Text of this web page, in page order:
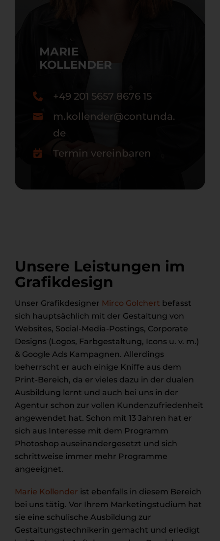
MARIE
KOLLENDER
+49 201 5657 8676 15
m.kollender@contunda.
de
Termin vereinbaren
Unsere Leistungen im
Grafikdesign
Unser Grafikdesigner Mirco Golchert befasst
sich hauptsächlich mit der Gestaltung von
Websites, Social-Media-Postings, Corporate
Designs (Logos, Farbgestaltung, Icons u. v. m.)
& Google Ads Kampagnen. Allerdings
beherrscht er auch einige Kniffe aus dem
Print-Bereich, da er vieles dazu in der dualen
Ausbildung lernt und auch bei uns in der
Agentur schon zur vollen Kundenzufriedenheit
angewendet hat. Schon mit 13 Jahren hat er
sich aus Interesse mit dem Programm
Photoshop auseinandergesetzt und sich
schrittweise immer mehr Programme
angeeignet.
Marie Kollender ist ebenfalls in diesem Bereich
bei uns tätig. Vor Ihrem Marketingstudium hat
sie eine schulische Ausbildung zur
Gestaltungstechnikerin gemacht und erledigt